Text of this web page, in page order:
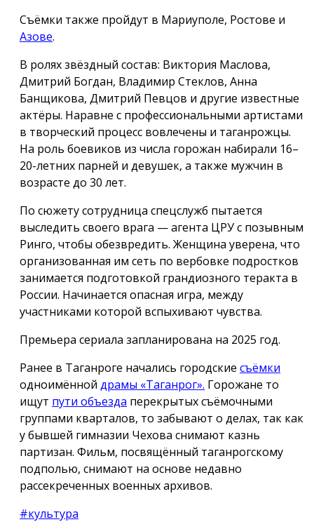
Съёмки также пройдут в Мариуполе, Ростове и
Азове.
В ролях звёздный состав: Виктория Маслова,
Дмитрий Богдан, Владимир Стеклов, Анна
Банщикова, Дмитрий Певцов и другие известные
актёры. Наравне с профессиональными артистами
в творческий процесс вовлечены и таганрожцы.
На роль боевиков из числа горожан набирали 16–
20-летних парней и девушек, а также мужчин в
возрасте до 30 лет.
По сюжету сотрудница спецслужб пытается
выследить своего врага — агента ЦРУ с позывным
Ринго, чтобы обезвредить. Женщина уверена, что
организованная им сеть по вербовке подростков
занимается подготовкой грандиозного теракта в
России. Начинается опасная игра, между
участниками которой вспыхивают чувства.
Премьера сериала запланирована на 2025 год.
Ранее в Таганроге начались городские съёмки
одноимённой драмы «Таганрог». Горожане то
ищут пути объезда перекрытых съёмочными
группами кварталов, то забывают о делах, так как
у бывшей гимназии Чехова снимают казнь
партизан. Фильм, посвящённый таганрогскому
подполью, снимают на основе недавно
рассекреченных военных архивов.
#культура